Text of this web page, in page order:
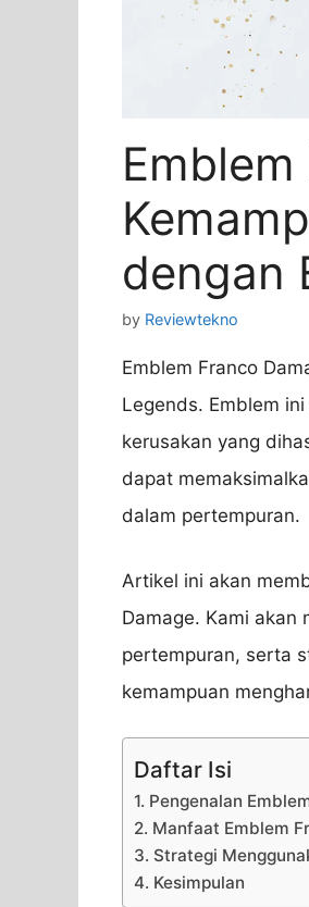
dengan
by Reviewtekno
Emblem Franco
Legends. Emblem
kerusakan yang
dapat
dalam pertempuran.
Artikel ini akan
Damage. Kami akan
pertempuran, serta
kemampuan
Daftar Isi
1. Pengenalan
2. Manfaat Emblem
3. Strategi
4. Kesimpulan